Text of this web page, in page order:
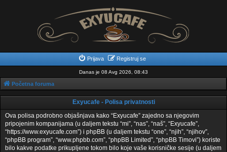
Prijava Registruj se
Danas je 08 Avg 2026, 08:43
Početna foruma
Exyucafe - Polisa privatnosti
Ova polisa podrobno objašnjava kako “Exyucafe” zajedno sa njegovim
pripojenim kompanijama (u daljem tekstu “mi”, “nas”, “naš”, “Exyucafe”,
“https://www.exyucafe.com”) i phpBB (u daljem tekstu “one”, “njih”, “njihov”,
“phpBB program”, “www.phpbb.com”, “phpBB Limited”, “phpBB Timovi”) koriste
bilo kakve podatke prikupljene tokom bilo koje vaše korisničke sesije (u daljem